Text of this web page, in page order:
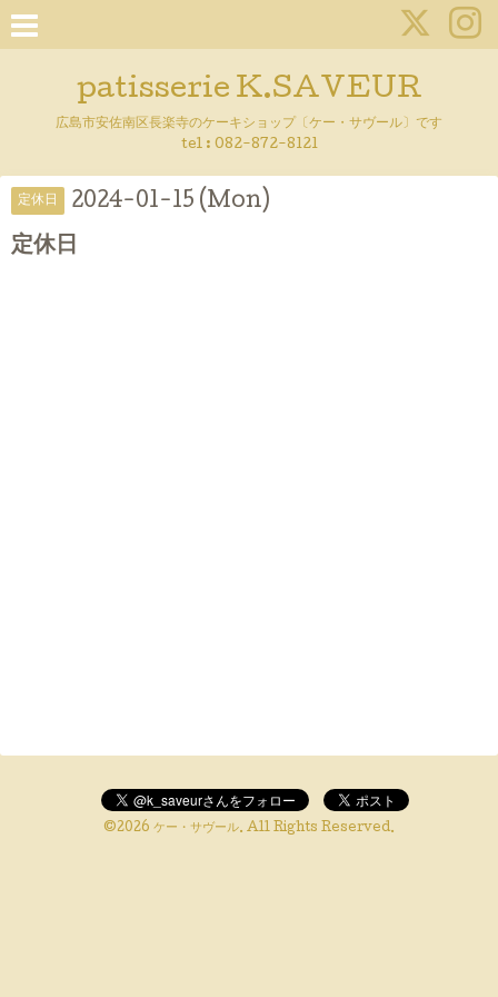
patisserie K.SAVEUR
広島市安佐南区長楽寺のケーキショップ〔ケー・サヴール〕です
tel : 082-872-8121
定休日 2024-01-15 (Mon)
定休日
©2026 ケー・サヴール. All Rights Reserved.